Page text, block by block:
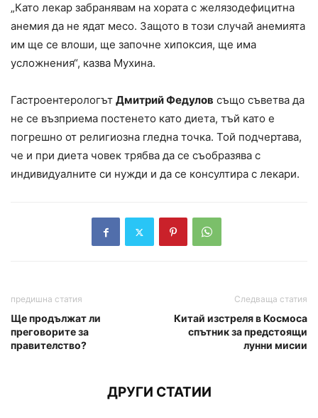
„Като лекар забранявам на хората с желязодефицитна
анемия да не ядат месо. Защото в този случай анемията
им ще се влоши, ще започне хипоксия, ще има
усложнения“, казва Мухина.
Гастроентерологът Дмитрий Федулов също съветва да
не се възприема постенето като диета, тъй като е
погрешно от религиозна гледна точка. Той подчертава,
че и при диета човек трябва да се съобразява с
индивидуалните си нужди и да се консултира с лекари.
предишна статия
Ще продължат ли
преговорите за
правителство?
Следваща статия
Китай изстреля в Космоса
спътник за предстоящи
лунни мисии
ДРУГИ СТАТИИ